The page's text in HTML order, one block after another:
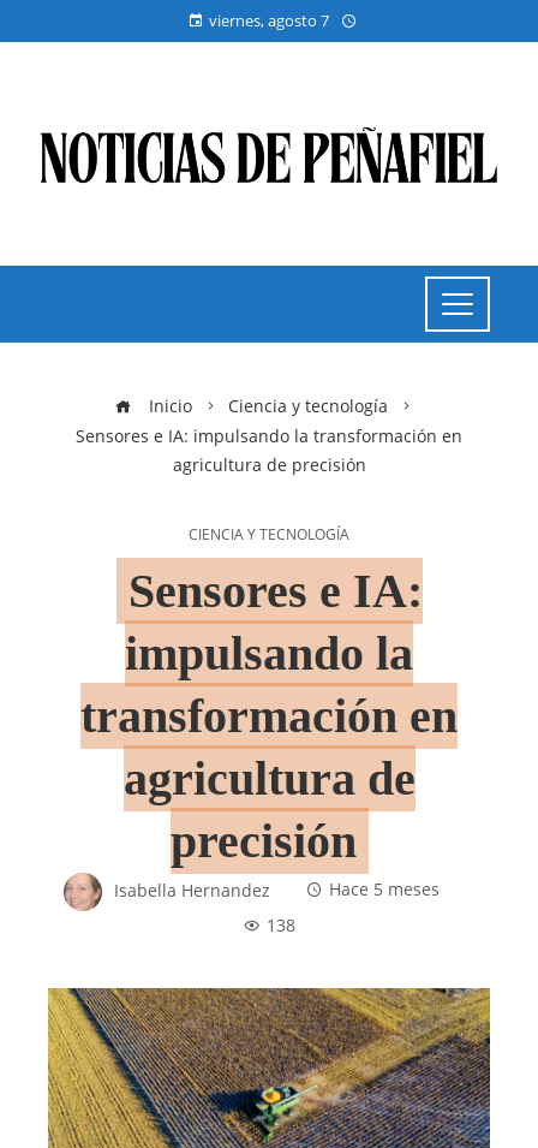
viernes, agosto 7
Inicio
Ciencia y tecnología
Sensores e IA: impulsando la transformación en
agricultura de precisión
CIENCIA Y TECNOLOGÍA
Sensores e IA:
impulsando la
transformación en
agricultura de
precisión
Isabella Hernandez
Hace 5 meses
138